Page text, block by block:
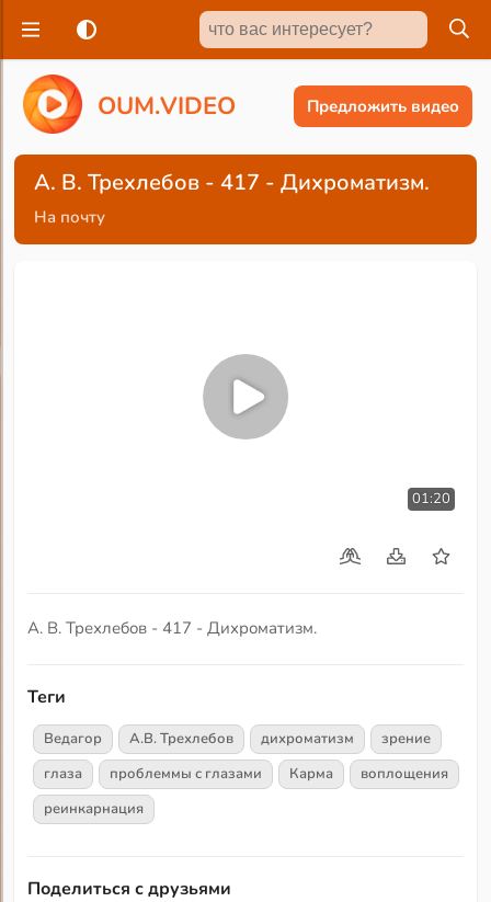
OUM.VIDEO Предложить видео
А. В. Трехлебов - 417 - Дихроматизм.
На почту
01:20
А. В. Трехлебов - 417 - Дихроматизм.
Теги
Ведагор А.В. Трехлебов дихроматизм
зрение
глаза
проблеммы с глазами Карма
воплощения
реинкарнация
Поделиться с друзьями